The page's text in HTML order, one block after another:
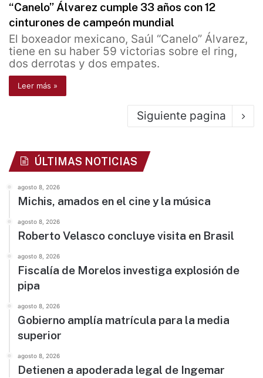
“Canelo” Álvarez cumple 33 años con 12
cinturones de campeón mundial
El boxeador mexicano, Saúl “Canelo” Álvarez,
tiene en su haber 59 victorias sobre el ring,
dos derrotas y dos empates.
Leer más »
Siguiente pagina
ÚLTIMAS NOTICIAS
agosto 8, 2026
Michis, amados en el cine y la música
agosto 8, 2026
Roberto Velasco concluye visita en Brasil
agosto 8, 2026
Fiscalía de Morelos investiga explosión de
pipa
agosto 8, 2026
Gobierno amplía matrícula para la media
superior
agosto 8, 2026
Detienen a apoderada legal de Ingemar